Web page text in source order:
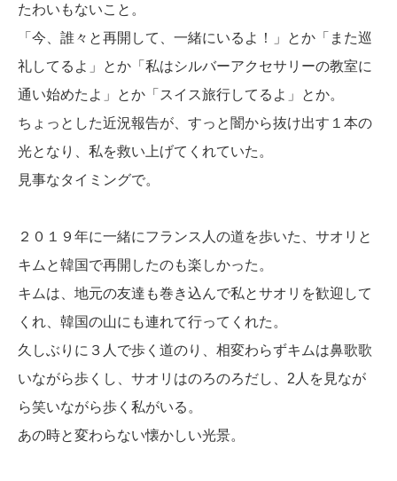
たわいもないこと。
「今、誰々と再開して、一緒にいるよ！」とか「また巡
礼してるよ」とか「私はシルバーアクセサリーの教室に
通い始めたよ」とか「スイス旅行してるよ」とか。
ちょっとした近況報告が、すっと闇から抜け出す１本の
光となり、私を救い上げてくれていた。
見事なタイミングで。
２０１９年に一緒にフランス人の道を歩いた、サオリと
キムと韓国で再開したのも楽しかった。
キムは、地元の友達も巻き込んで私とサオリを歓迎して
くれ、韓国の山にも連れて行ってくれた。
久しぶりに３人で歩く道のり、相変わらずキムは鼻歌歌
いながら歩くし、サオリはのろのろだし、2人を見なが
ら笑いながら歩く私がいる。
あの時と変わらない懐かしい光景。